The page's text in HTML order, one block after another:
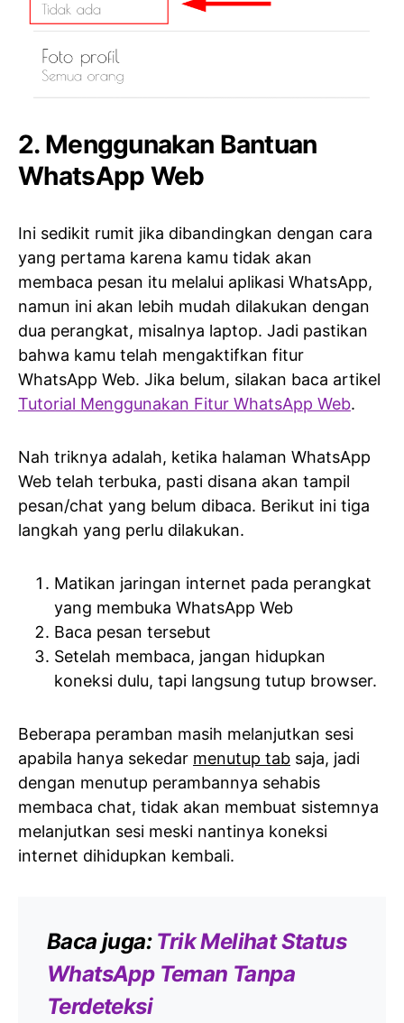
2. Menggunakan Bantuan
WhatsApp Web
Ini sedikit rumit jika dibandingkan dengan cara
yang pertama karena kamu tidak akan
membaca pesan itu melalui aplikasi WhatsApp,
namun ini akan lebih mudah dilakukan dengan
dua perangkat, misalnya laptop. Jadi pastikan
bahwa kamu telah mengaktifkan fitur
WhatsApp Web. Jika belum, silakan baca artikel
Tutorial Menggunakan Fitur WhatsApp Web.
Nah triknya adalah, ketika halaman WhatsApp
Web telah terbuka, pasti disana akan tampil
pesan/chat yang belum dibaca. Berikut ini tiga
langkah yang perlu dilakukan.
Matikan jaringan internet pada perangkat
yang membuka WhatsApp Web
Baca pesan tersebut
Setelah membaca, jangan hidupkan
koneksi dulu, tapi langsung tutup browser.
Beberapa peramban masih melanjutkan sesi
apabila hanya sekedar menutup tab saja, jadi
dengan menutup perambannya sehabis
membaca chat, tidak akan membuat sistemnya
melanjutkan sesi meski nantinya koneksi
internet dihidupkan kembali.
Baca juga: Trik Melihat Status
WhatsApp Teman Tanpa
Terdeteksi